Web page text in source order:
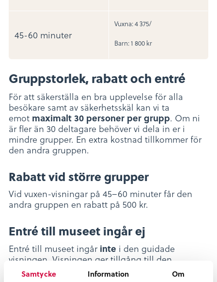
Samtycke Information Om
45-60 minuter
Vuxna: 4 375/
Barn: 1 800 kr
Gruppstorlek, rabatt och entré
För att säkerställa en bra upplevelse för alla
besökare samt av säkerhetsskäl kan vi ta
emot maximalt 30 personer per grupp. Om ni
är fler än 30 deltagare behöver vi dela in er i
mindre grupper. En extra kostnad tillkommer för
den andra gruppen.
Rabatt vid större grupper
Vid vuxen-visningar på 45–60 minuter får den
andra gruppen en rabatt på 500 kr.
Entré till museet ingår ej
Entré till museet ingår inte i den guidade
visningen. Visningen ger tillgång till den
specifika utställningen. Om ni stanna kvar och